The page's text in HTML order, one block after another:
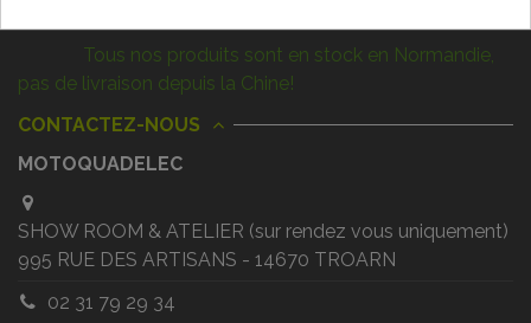
Tous nos produits sont en stock en Normandie,
pas de livraison depuis la Chine!
CONTACTEZ-NOUS
MOTOQUADELEC
SHOW ROOM & ATELIER (sur rendez vous uniquement)
995 RUE DES ARTISANS - 14670 TROARN
02 31 79 29 34